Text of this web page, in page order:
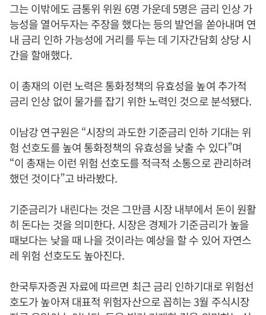
그는 이밖에도 금통위 위원 6명 가운데 5명은 금리 인상 가
능성을 열어두자는 주장을 했다는 등의 발언을 쏟아내며 연
내 금리 인하 가능성에 거리를 두는 데 기자간담회 상당 시
간을 할애했다.
이 총재의 이런 노력은 통화정책의 유효성을 높여 추가적
금리 인상 없이 물가를 잡기 위한 노력인 것으로 분석됐다.
이남강 연구원은 “시장의 과도한 기준금리 인하 기대는 위
험 선호도를 높여 통화정책의 유효성을 낮출 수 있다”며
“이 총재는 이런 위험 선호도를 적극적 소통으로 관리하려
했던 것이다”고 바라봤다.
기준금리가 내린다는 것은 그만큼 시장 내부에서 돈이 원활
히 돈다는 것을 의미한다. 시장은 경제가 기준금리가 높을
때보다는 낮을 때 나을 것이라는 예상을 할 수 있어 자연스
레 위험 선호도도 높아진다.
한국투자증권 자료에 따르면 최근 금리 인하기대로 위험선
호도가 높아져 대표적 위험자산으로 꼽히는 3월 주식시장